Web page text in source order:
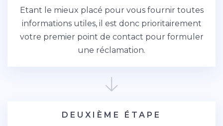
Etant le mieux placé pour vous fournir toutes
informations utiles, il est donc prioritairement
votre premier point de contact pour formuler
une réclamation.
DEUXIÈME ÉTAPE